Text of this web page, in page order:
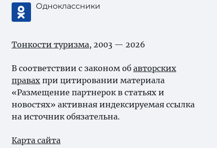
Одноклассники
Тонкости туризма, 2003 — 2026
В соответствии с законом об авторских
правах при цитировании материала
«Размещение партнерок в статьях и
новостях» активная индексируемая ссылка
на источник обязательна.
Карта сайта